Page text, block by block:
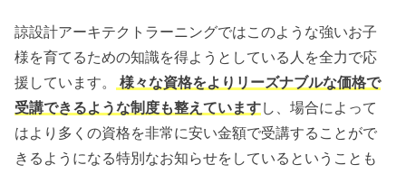
諒設計アーキテクトラーニングではこのような強いお子
様を育てるための知識を得ようとしている人を全力で応
援しています。
様々な資格をよりリーズナブルな価格で
受講できるような制度も整えていますし、場合によって
はより多くの資格を非常に安い金額で受講することがで
きるようになる特別なお知らせをしているということも